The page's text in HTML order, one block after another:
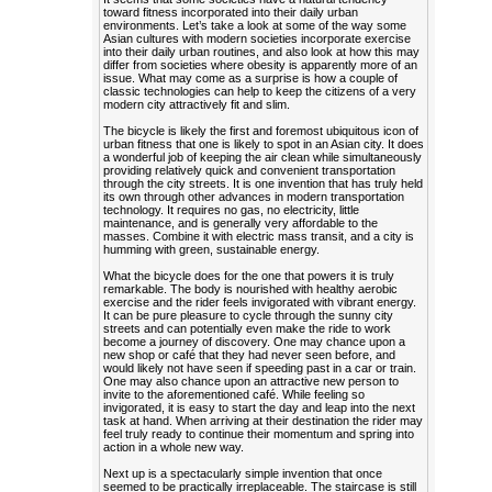
toward fitness incorporated into their daily urban
environments. Let’s take a look at some of the way some
Asian cultures with modern societies incorporate exercise
into their daily urban routines, and also look at how this may
differ from societies where obesity is apparently more of an
issue. What may come as a surprise is how a couple of
classic technologies can help to keep the citizens of a very
modern city attractively fit and slim.
The bicycle is likely the first and foremost ubiquitous icon of
urban fitness that one is likely to spot in an Asian city. It does
a wonderful job of keeping the air clean while simultaneously
providing relatively quick and convenient transportation
through the city streets. It is one invention that has truly held
its own through other advances in modern transportation
technology. It requires no gas, no electricity, little
maintenance, and is generally very affordable to the
masses. Combine it with electric mass transit, and a city is
humming with green, sustainable energy.
What the bicycle does for the one that powers it is truly
remarkable. The body is nourished with healthy aerobic
exercise and the rider feels invigorated with vibrant energy.
It can be pure pleasure to cycle through the sunny city
streets and can potentially even make the ride to work
become a journey of discovery. One may chance upon a
new shop or café that they had never seen before, and
would likely not have seen if speeding past in a car or train.
One may also chance upon an attractive new person to
invite to the aforementioned café. While feeling so
invigorated, it is easy to start the day and leap into the next
task at hand. When arriving at their destination the rider may
feel truly ready to continue their momentum and spring into
action in a whole new way.
Next up is a spectacularly simple invention that once
seemed to be practically irreplaceable. The staircase is still